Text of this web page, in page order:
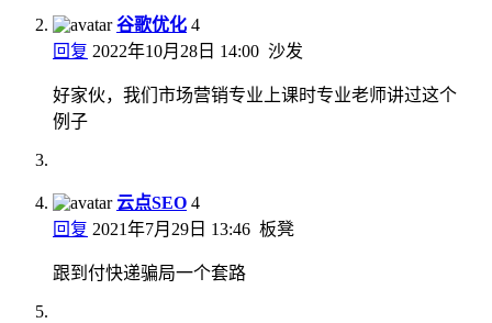
谷歌优化 4
回复 2022年10月28日 14:00 沙发
好家伙，我们市场营销专业上课时专业老师讲过这个
例子
云点SEO 4
回复 2021年7月29日 13:46 板凳
跟到付快递骗局一个套路